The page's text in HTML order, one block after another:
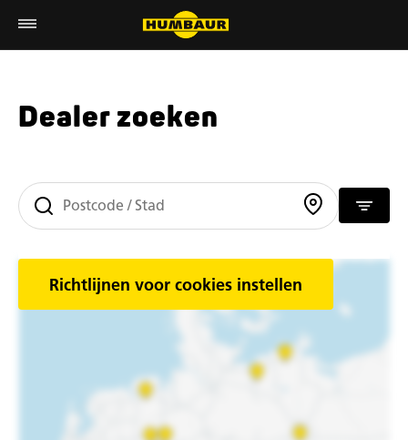
Dealer zoeken
Richtlijnen voor cookies instellen